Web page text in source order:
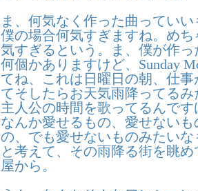
ま、何気なく作った曲ってい
僕の場合何気すぎますね。め
気すぎるという。ま、僕が作
何個かありますけど、Sunday
てね、これは日曜日の朝、仕
てそしたらお天気雨降ってる
主人公の時間を歌ってるんで
なんか愛せるもの、愛せない
の、でも愛せないものみたい
と考えて、その雨降る街を眺
屋から。